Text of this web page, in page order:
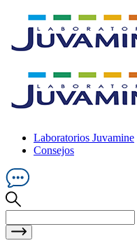
Laboratorios Juvamine
Consejos